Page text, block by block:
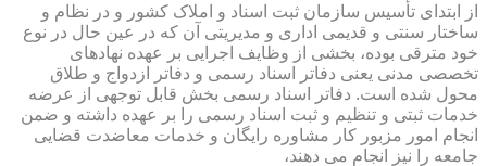
از ابتدای تأسیس سازمان ثبت اسناد و املاک کشور و در نظام و
ساختار سنتی و قدیمی اداری و مدیریتی آن که در عین حال در نوع
خود مترقی بوده، بخشی از وظایف اجرایی بر عهده نهادهای
تخصصی مدنی یعنی دفاتر اسناد رسمی و دفاتر ازدواج و طلاق
محول شده است. دفاتر اسناد رسمی بخش قابل توجهی از عرضه
خدمات ثبتی و تنظیم و ثبت اسناد رسمی را بر عهده داشته و ضمن
انجام امور مزبور کار مشاوره رایگان و خدمات معاضدت قضایی
جامعه را نیز انجام می دهند،